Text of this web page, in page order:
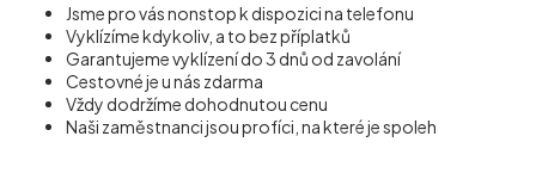
Jsme pro vás nonstop k dispozici na telefonu
Vyklízíme kdykoliv, a to bez příplatků
Garantujeme vyklízení do 3 dnů od zavolání
Cestovné je u nás zdarma
Vždy dodržíme dohodnutou cenu
Naši zaměstnanci jsou profíci, na které je spoleh